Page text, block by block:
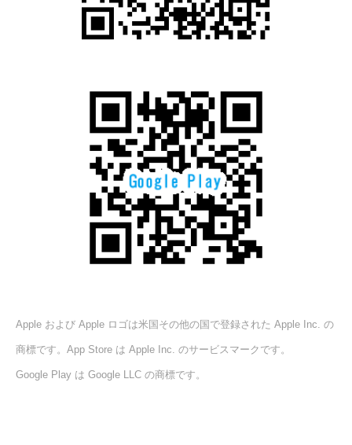
Apple および Apple ロゴは米国その他の国で登録された Apple Inc. の
商標です。App Store は Apple Inc. のサービスマークです。
Google Play は Google LLC の商標です。